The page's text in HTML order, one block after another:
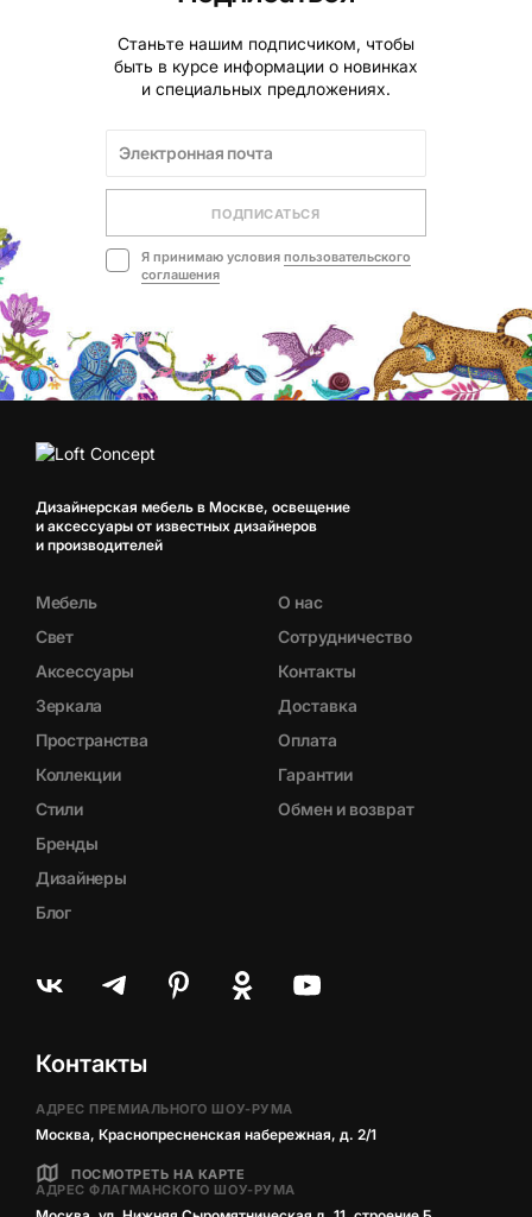
Станьте нашим подписчиком, чтобы
быть в курсе информации о новинках
и специальных предложениях.
ПОДПИСАТЬСЯ
Я принимаю условия пользовательского
соглашения
Дизайнерская мебель в Москве, освещение
и аксессуары от известных дизайнеров
и производителей
Мебель
Свет
Аксессуары
Зеркала
Пространства
Коллекции
Стили
Бренды
Дизайнеры
Блог
О нас
Сотрудничество
Контакты
Доставка
Оплата
Гарантии
Обмен и возврат
Контакты
АДРЕС ПРЕМИАЛЬНОГО ШОУ-РУМА
Москва, Краснопресненская набережная, д. 2/1
ПОСМОТРЕТЬ НА КАРТЕ
АДРЕС ФЛАГМАНСКОГО ШОУ-РУМА